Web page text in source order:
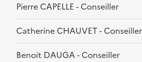
Pierre CAPELLE - Conseiller
Catherine CHAUVET - Conseiller
Benoit DAUGA - Conseiller